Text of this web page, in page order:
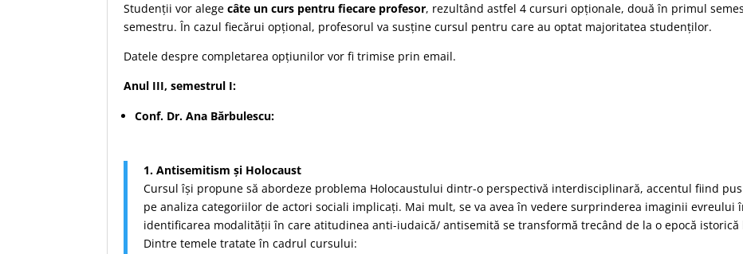
Studenții vor alegecâte un curs pentru fiecare profesor, rezultând astfel 4 cursuri opționale, două în primul
semestru. În cazul fiecărui opțional, profesorul va susține cursul pentru care au optat majoritatea studenților.
Datele despre completarea opțiunilor vor fi trimise prin email.
Anul III, semestrul I:
Conf. Dr. Ana Bărbulescu:
1. Antisemitism și Holocaust
Cursul îşi propune să abordeze problema Holocaustului dintr-o perspectivă interdisciplinară, accentul fiind
pe analiza categoriilor de actori sociali implicați. Mai mult, se va avea în vedere surprinderea imaginii
identificarea modalităţii în care atitudinea anti-iudaică/ antisemită se transformă trecând de la o epocă istorică
Dintre temele tratate în cadrul cursului: